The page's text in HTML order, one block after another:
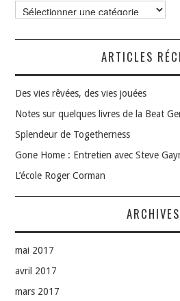
Catégories
ARTICLES
Des vies rêvées, des vies jouées
Notes sur quelques livres de la Beat
Splendeur de Togetherness
Gone Home : Entretien avec Steve
L’école Roger Corman
ARCHIVES
mai 2017
avril 2017
mars 2017